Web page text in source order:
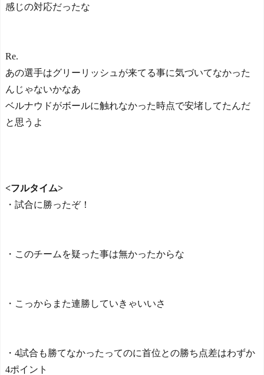
感じの対応だったな
Re.
あの選手はグリーリッシュが来てる事に気づいてなかった
んじゃないかなあ
ベルナウドがボールに触れなかった時点で安堵してたんだ
と思うよ
<フルタイム>
・試合に勝ったぞ！
・このチームを疑った事は無かったからな
・こっからまた連勝していきゃいいさ
・4試合も勝てなかったってのに首位との勝ち点差はわずか
4ポイント